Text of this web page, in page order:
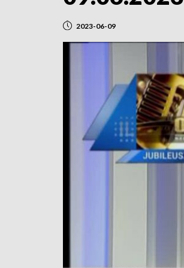
2023-06-09